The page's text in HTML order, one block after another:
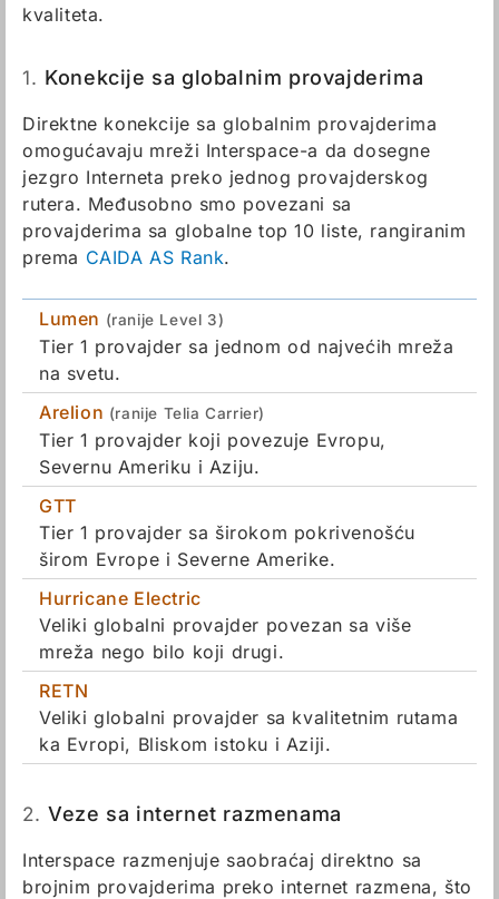
kvaliteta.
1. Konekcije sa globalnim provajderima
Direktne konekcije sa globalnim provajderima
omogućavaju mreži Interspace-a da dosegne
jezgro Interneta preko jednog provajderskog
rutera. Međusobno smo povezani sa
provajderima sa globalne top 10 liste, rangiranim
prema CAIDA AS Rank.
Lumen (ranije Level 3)
Tier 1 provajder sa jednom od najvećih mreža
na svetu.
Arelion (ranije Telia Carrier)
Tier 1 provajder koji povezuje Evropu,
Severnu Ameriku i Aziju.
GTT
Tier 1 provajder sa širokom pokrivenošću
širom Evrope i Severne Amerike.
Hurricane Electric
Veliki globalni provajder povezan sa više
mreža nego bilo koji drugi.
RETN
Veliki globalni provajder sa kvalitetnim rutama
ka Evropi, Bliskom istoku i Aziji.
2. Veze sa internet razmenama
Interspace razmenjuje saobraćaj direktno sa
brojnim provajderima preko internet razmena, što